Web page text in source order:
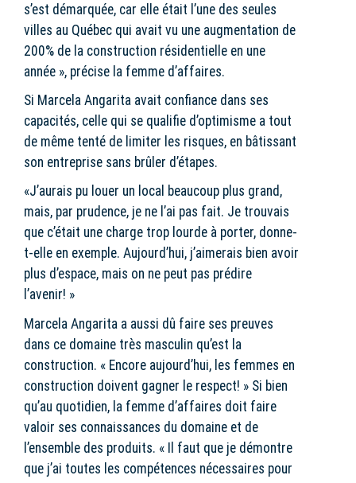
s’est démarquée, car elle était l’une des seules
villes au Québec qui avait vu une augmentation de
200% de la construction résidentielle en une
année », précise la femme d’affaires.
Si Marcela Angarita avait confiance dans ses
capacités, celle qui se qualifie d’optimisme a tout
de même tenté de limiter les risques, en bâtissant
son entreprise sans brûler d’étapes.
«J’aurais pu louer un local beaucoup plus grand,
mais, par prudence, je ne l’ai pas fait. Je trouvais
que c’était une charge trop lourde à porter, donne-
t-elle en exemple. Aujourd’hui, j’aimerais bien avoir
plus d’espace, mais on ne peut pas prédire
l’avenir! »
Marcela Angarita a aussi dû faire ses preuves
dans ce domaine très masculin qu’est la
construction. « Encore aujourd’hui, les femmes en
construction doivent gagner le respect! » Si bien
qu’au quotidien, la femme d’affaires doit faire
valoir ses connaissances du domaine et de
l’ensemble des produits. « Il faut que je démontre
que j’ai toutes les compétences nécessaires pour